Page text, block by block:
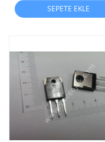
SEPETE EKLE